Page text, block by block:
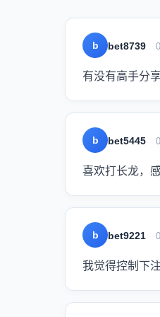
b bet8739
有没有高手分
b bet5445
喜欢打长龙，
b bet9221
我觉得控制下